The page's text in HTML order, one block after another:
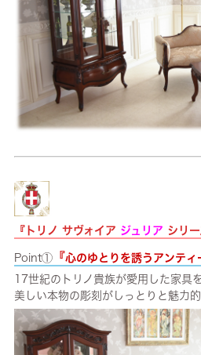
『トリノ サヴォイア ジュリア シリ
Point①『心のゆとりを誘うアンティ
17世紀のトリノ貴族が愛用した家具
美しい本物の彫刻がしっとりと魅力的